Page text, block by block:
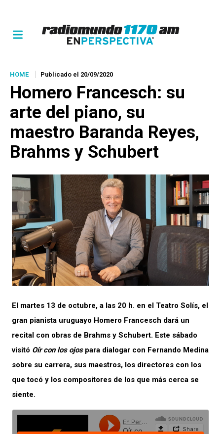
HOME Publicado el 20/09/2020
Homero Francesch: su
arte del piano, su
maestro Baranda Reyes,
Brahms y Schubert
El martes 13 de octubre, a las 20 h. en el Teatro Solís, el
gran pianista uruguayo Homero Francesch dará un
recital con obras de Brahms y Schubert. Este sábado
visitó Oír con los ojospara dialogar con Fernando Medina
sobre su carrera, sus maestros, los directores con los
que tocó y los compositores de los que más cerca se
siente.